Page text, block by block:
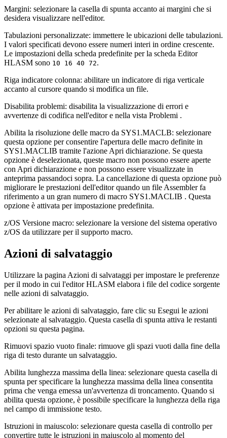
Margini: selezionare la casella di spunta accanto ai margini che si
desidera visualizzare nell'editor.
Tabulazioni personalizzate: immettere le ubicazioni delle tabulazioni.
I valori specificati devono essere numeri interi in ordine crescente.
Le impostazioni della scheda predefinite per la scheda Editor
HLASM sono 10 16 40 72.
Riga indicatore colonna: abilitare un indicatore di riga verticale
accanto al cursore quando si modifica un file.
Disabilita problemi: disabilita la visualizzazione di errori e
avvertenze di codifica nell'editor e nella vista Problemi .
Abilita la risoluzione delle macro da SYS1.MACLB: selezionare
questa opzione per consentire l'apertura delle macro definite in
SYS1.MACLIB tramite l'azioneApri dichiarazione. Se questa
opzione è deselezionata, queste macro non possono essere aperte
conApri dichiarazione e non possono essere visualizzate in
anteprima passandoci sopra. La cancellazione di questa opzione può
migliorare le prestazioni dell'editor quando un file Assembler fa
riferimento a un gran numero di macro SYS1.MACLIB . Questa
opzione è attivata per impostazione predefinita.
z/OS Versione macro: selezionare la versione del sistema operativo
z/OS da utilizzare per il supporto macro.
Azioni di salvataggio
Utilizzare la pagina Azioni di salvataggi per impostare le preferenze
per il modo in cui l'editor HLASM elabora i file del codice sorgente
nelle azioni di salvataggio.
Per abilitare le azioni di salvataggio, fare clic su Esegui le azioni
selezionate al salvataggio. Questa casella di spunta attiva le restanti
opzioni su questa pagina.
Rimuovi spazio vuoto finale: rimuove gli spazi vuoti dalla fine della
riga di testo durante un salvataggio.
Abilita lunghezza massima della linea: selezionare questa casella di
spunta per specificare la lunghezza massima della linea consentita
prima che venga emessa un'avvertenza di troncamento. Quando si
abilita questa opzione, è possibile specificare la lunghezza della riga
nel campo di immissione testo.
Istruzioni in maiuscolo: selezionare questa casella di controllo per
convertire tutte le istruzioni in maiuscolo al momento del